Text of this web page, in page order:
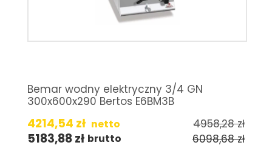
Bemar wodny elektryczny 3/4 GN
300x600x290 Bertos E6BM3B
4214,54 zł netto 4958,28zł
5183,88zł brutto 6098,68zł